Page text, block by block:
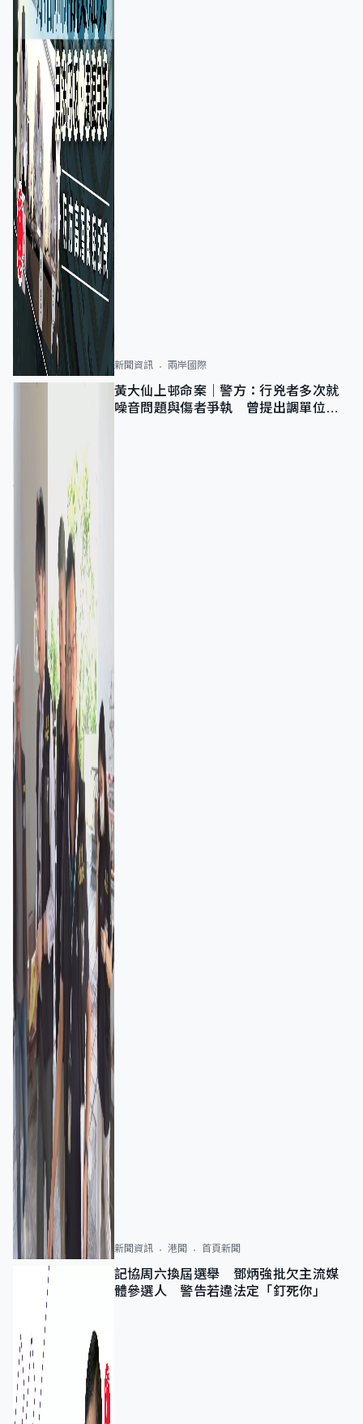
新聞資訊 兩岸國際
黃大仙上邨命案｜警方：行兇者多次就
噪音問題與傷者爭執 曾提出調單位已
新聞資訊 港聞 首頁新聞
記協周六換屆選舉 鄧炳強批欠主流媒
體參選人 警告若違法定「釘死你」